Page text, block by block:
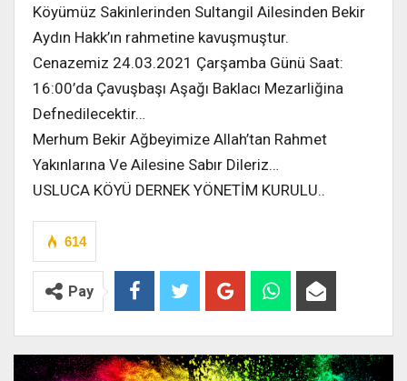
Köyümüz Sakinlerinden Sultangil Ailesinden Bekir
Aydın Hakk’ın rahmetine kavuşmuştur.
Cenazemiz 24.03.2021 Çarşamba Günü Saat:
16:00’da Çavuşbaşı Aşağı Baklacı Mezarliğina
Defnedilecektir…
Merhum Bekir Ağbeyimize Allah’tan Rahmet
Yakınlarına Ve Ailesine Sabır Dileriz…
USLUCA KÖYÜ DERNEK YÖNETİM KURULU..
614
Pay